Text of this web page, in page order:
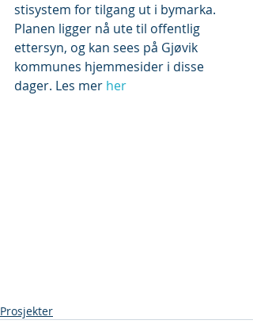
stisystem for tilgang ut i bymarka.
Planen ligger nå ute til offentlig
ettersyn, og kan sees på Gjøvik
kommunes hjemmesider i disse
dager. Les mer her
Prosjekter